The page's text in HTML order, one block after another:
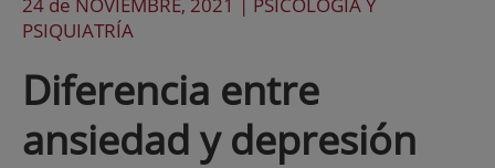
PSIQUIATRÍA
Diferencia entre
ansiedad y depresión